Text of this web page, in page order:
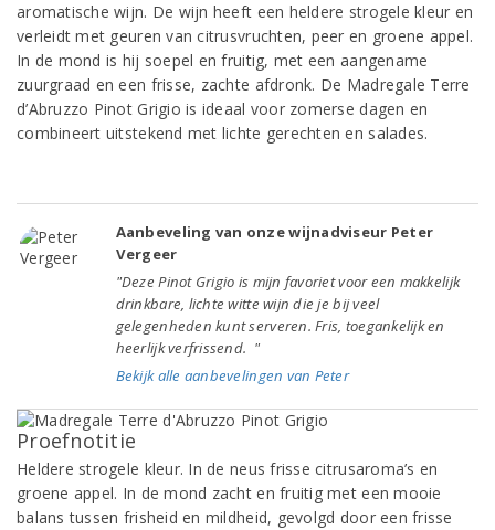
aromatische wijn. De wijn heeft een heldere strogele kleur en
verleidt met geuren van citrusvruchten, peer en groene appel.
In de mond is hij soepel en fruitig, met een aangename
zuurgraad en een frisse, zachte afdronk. De Madregale Terre
d’Abruzzo Pinot Grigio is ideaal voor zomerse dagen en
combineert uitstekend met lichte gerechten en salades.
Aanbeveling van onze wijnadviseur Peter
Vergeer
"Deze Pinot Grigio is mijn favoriet voor een makkelijk
drinkbare, lichte witte wijn die je bij veel
gelegenheden kunt serveren. Fris, toegankelijk en
heerlijk verfrissend. "
Bekijk alle aanbevelingen van Peter
Proefnotitie
Heldere strogele kleur. In de neus frisse citrusaroma’s en
groene appel. In de mond zacht en fruitig met een mooie
balans tussen frisheid en mildheid, gevolgd door een frisse